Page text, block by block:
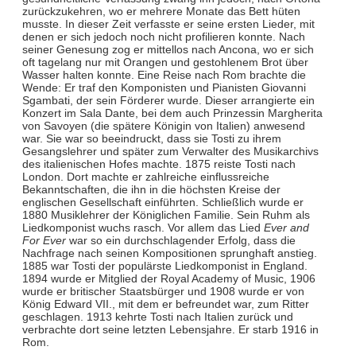
zurückzukehren, wo er mehrere Monate das Bett hüten
musste. In dieser Zeit verfasste er seine ersten Lieder, mit
denen er sich jedoch noch nicht profilieren konnte. Nach
seiner Genesung zog er mittellos nach Ancona, wo er sich
oft tagelang nur mit Orangen und gestohlenem Brot über
Wasser halten konnte. Eine Reise nach Rom brachte die
Wende: Er traf den Komponisten und Pianisten Giovanni
Sgambati, der sein Förderer wurde. Dieser arrangierte ein
Konzert im Sala Dante, bei dem auch Prinzessin Margherita
von Savoyen (die spätere Königin von Italien) anwesend
war. Sie war so beeindruckt, dass sie Tosti zu ihrem
Gesangslehrer und später zum Verwalter des Musikarchivs
des italienischen Hofes machte. 1875 reiste Tosti nach
London. Dort machte er zahlreiche einflussreiche
Bekanntschaften, die ihn in die höchsten Kreise der
englischen Gesellschaft einführten. Schließlich wurde er
1880 Musiklehrer der Königlichen Familie. Sein Ruhm als
Liedkomponist wuchs rasch. Vor allem das Lied Ever and
For Everwar so ein durchschlagender Erfolg, dass die
Nachfrage nach seinen Kompositionen sprunghaft anstieg.
1885 war Tosti der populärste Liedkomponist in England.
1894 wurde er Mitglied der Royal Academy of Music, 1906
wurde er britischer Staatsbürger und 1908 wurde er von
König Edward VII., mit dem er befreundet war, zum Ritter
geschlagen. 1913 kehrte Tosti nach Italien zurück und
verbrachte dort seine letzten Lebensjahre. Er starb 1916 in
Rom.